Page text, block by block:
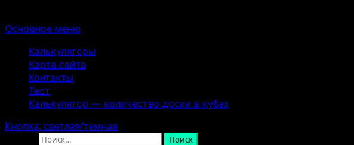
Основное меню
Калькуляторы
Карта сайта
Контакты
Тест
Калькулятор — количество доски в кубах
Кнопка: светлая/темная